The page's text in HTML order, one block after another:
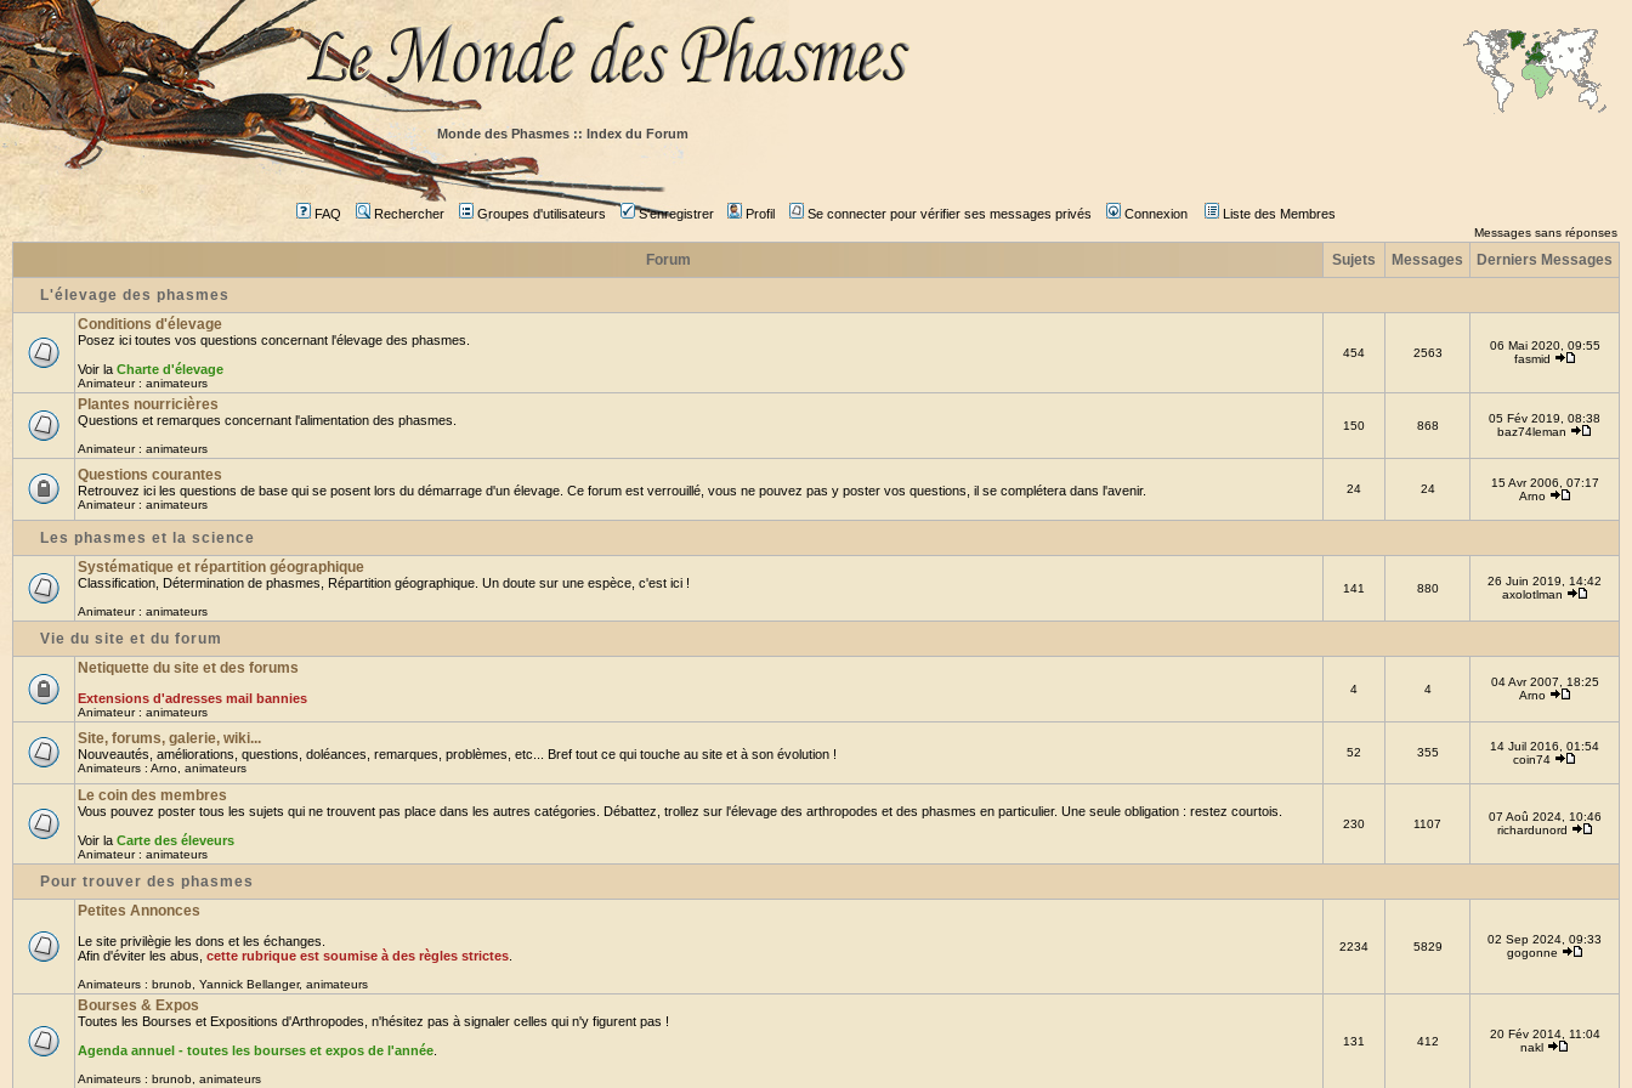
Monde des Phasmes :: Index du Forum
FAQ Rechercher Groupes d'utilisateurs S'enregistrer Profil Se connecter pour vérifier ses messages privés Connexion Liste des Membres
Messages sans réponses
Forum Sujets Messages Derniers Messages
L'élevage des phasmes
Conditions d'élevage
Posez ici toutes vos questions concernant l'élevage des phasmes.
Voir la Charte d'élevage
Animateur : animateurs
454 2563
06 Mai 2020, 09:55
fasmid
Plantes nourricières
Questions et remarques concernant l'alimentation des phasmes.
Animateur : animateurs
150 868
05 Fév 2019, 08:38
baz74leman
Questions courantes
Retrouvez ici les questions de base qui se posent lors du démarrage d'un élevage. Ce forum est verrouillé, vous ne pouvez pas y poster vos questions, il se complétera dans l'avenir.
Animateur : animateurs
24 24
15 Avr 2006, 07:17
Arno
Les phasmes et la science
Systématique et répartition géographique
Classification, Détermination de phasmes, Répartition géographique. Un doute sur une espèce, c'est ici !
Animateur : animateurs
141 880
26 Juin 2019, 14:42
axolotlman
Vie du site et du forum
Netiquette du site et des forums
Extensions d'adresses mail bannies
Animateur : animateurs
4 4
04 Avr 2007, 18:25
Arno
Site, forums, galerie, wiki...
Nouveautés, améliorations, questions, doléances, remarques, problèmes, etc... Bref tout ce qui touche au site et à son évolution !
Animateurs : Arno animateurs
52 355
14 Juil 2016, 01:54
coin74
Le coin des membres
Vous pouvez poster tous les sujets qui ne trouvent pas place dans les autres catégories. Débattez, trollez sur l'élevage des arthropodes et des phasmes en particulier. Une seule obligation : restez courtois.
Voir la Carte des éleveurs
Animateur : animateurs
230 1107
07 Aoû 2024, 10:46
richardunord
Pour trouver des phasmes
Petites Annonces
Le site privilègie les dons et les échanges.
Afin d'éviter les abus, cette rubrique est soumise à des règles strictes
Animateurs : brunob Yannick Bellanger, animateurs
2234 5829
02 Sep 2024, 09:33
gogonne
Bourses & Expos
Toutes les Bourses et Expositions d'Arthropodes, n'hésitez pas à signaler celles qui n'y figurent pas !
Agenda annuel - toutes les bourses et expos de l'année
Animateurs : brunob animateurs
131 412
20 Fév 2014, 11:04
nakl